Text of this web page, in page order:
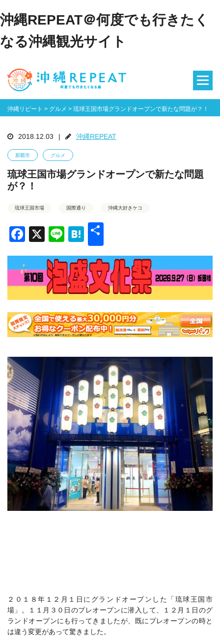
沖縄REPEAT＠何度でも行きたく
なる沖縄観光サイト
沖縄リピート > グルメ > 琉球王国市場グランドオープンで新たな問題が？！
2018.12.03 | 沖縄REPEAT
那覇市 グルメ
琉球王国市場グランドオープンで新たな問題
が？！
琉球王国市場 国際通り 沖縄大好きケコ
Facebook
X LineHatena
２０１８年１２月１日にグランドオープンした「琉球王国市
場」。１１月３０日のプレオープンに潜入して、１２月１日のグ
ランドオープンにも行ってきましたが、既にプレオープンの時と
は違う変更があって驚きました。